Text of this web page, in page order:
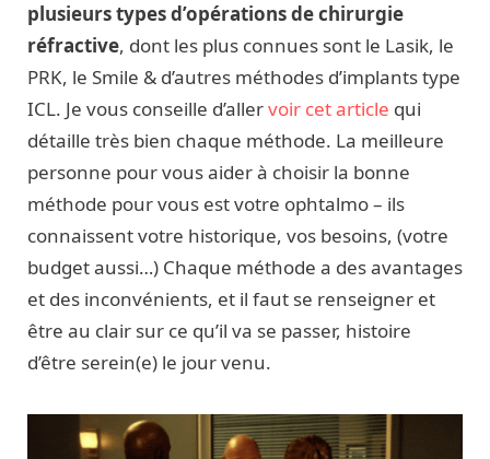
plusieurs types d’opérations de chirurgie
réfractive, dont les plus connues sont le Lasik, le
PRK, le Smile & d’autres méthodes d’implants type
ICL. Je vous conseille d’allervoir cet article qui
détaille très bien chaque méthode. La meilleure
personne pour vous aider à choisir la bonne
méthode pour vous est votre ophtalmo – ils
connaissent votre historique, vos besoins, (votre
budget aussi…) Chaque méthode a des avantages
et des inconvénients, et il faut se renseigner et
être au clair sur ce qu’il va se passer, histoire
d’être serein(e) le jour venu.